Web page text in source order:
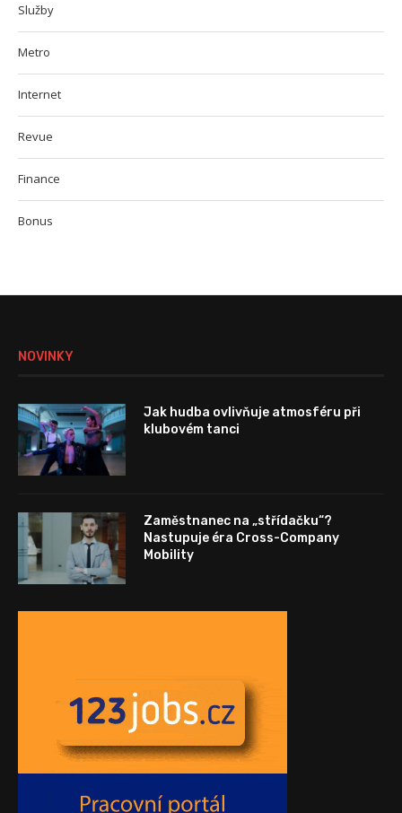
Služby
Metro
Internet
Revue
Finance
Bonus
NOVINKY
Jak hudba ovlivňuje atmosféru při
klubovém tanci
Zaměstnanec na „střídačku“?
Nastupuje éra Cross-Company
Mobility